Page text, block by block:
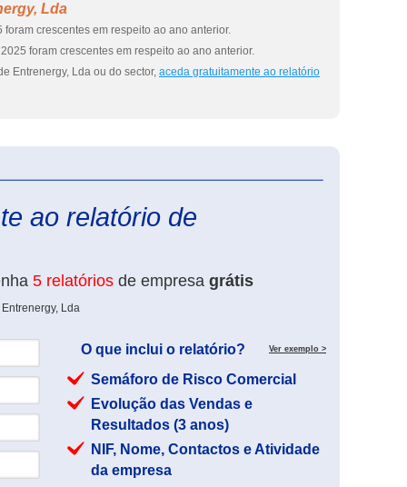
Lda
crescentes em respeito ao ano anterior.
foram crescentes em respeito ao ano anterior.
Entrenergy, Lda ou do sector, aceda gratuitamente ao relatório
ao relatório de
5 relatórios de empresa grátis
Lda
O que inclui o relatório? Ver exemplo >
Semáforo de Risco Comercial
Evolução das Vendas e
Resultados (3 anos)
NIF, Nome, Contactos e Atividade
da empresa